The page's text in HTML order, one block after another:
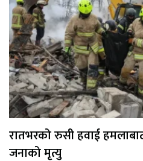
रातभरको रुसी हवाई
जनाको मृत्यु